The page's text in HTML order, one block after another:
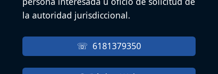
la autoridad jurisdiccional.
6181379350